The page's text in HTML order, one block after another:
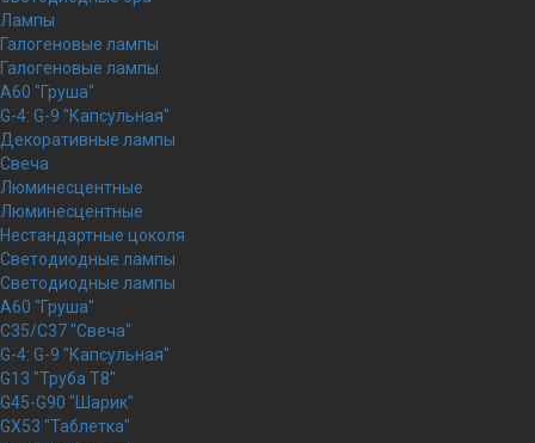
Лампы
Галогеновые лампы
Галогеновые лампы
A60 "Груша"
G-4: G-9 "Капсульная"
Декоративные лампы
Свеча
Люминесцентные
Люминесцентные
Нестандартные цоколя
Светодиодные лампы
Светодиодные лампы
A60 "Груша"
C35/C37 "Свеча"
G-4: G-9 "Капсульная"
G13 "Труба Т8"
G45-G90 "Шарик"
GX53 "Таблетка"